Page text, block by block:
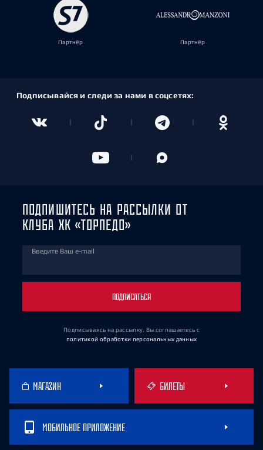
Партнёр Партнёр
Подписывайся и следи за нами в соцсетях:
ПОДПИШИТЕСЬ НА РАССЫЛКИ ОТ
КЛУБА ХК «ТОРПЕДО»
Введите Ваш e-mail
ПОДПИСАТЬСЯ
Подписываясь на рассылку, Вы соглашаетесь с
политикой обработки персональных данных
МАГАЗИН БИЛЕТЫ
МОБИЛЬНОЕ ПРИЛОЖЕНИЕ